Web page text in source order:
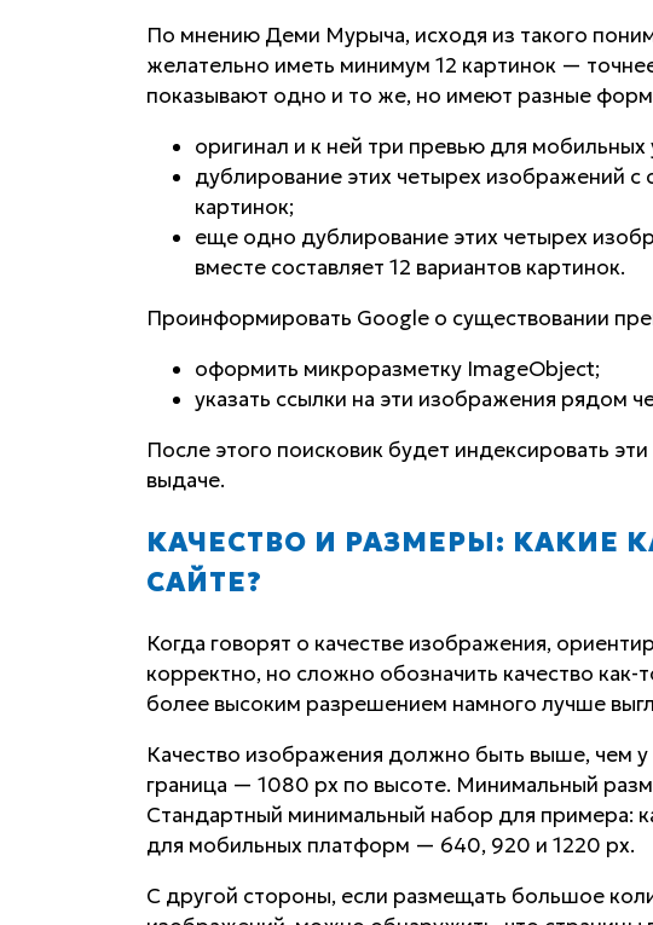
По мнению Деми Мурыча, исходя из такого
желательно иметь минимум 12 картинок —
показывают одно и то же, но имеют разные
оригинал и к ней три превью для
дублирование этих четырех изображений
картинок;
еще одно дублирование этих четырех
вместе составляет 12 вариантов картинок.
Проинформировать Google о существовании
оформить микроразметку ImageObject;
указать ссылки на эти изображения рядом
После этого поисковик будет индексировать
выдаче.
КАЧЕСТВО И РАЗМЕРЫ: КАКИЕ
САЙТЕ?
Когда говорят о качестве изображения,
корректно, но сложно обозначить качество
более высоким разрешением намного лучше
Качество изображения должно быть выше, чем
граница — 1080 px по высоте. Минимальный
Стандартный минимальный набор для примера:
для мобильных платформ — 640, 920 и 1220 px.
С другой стороны, если размещать большое